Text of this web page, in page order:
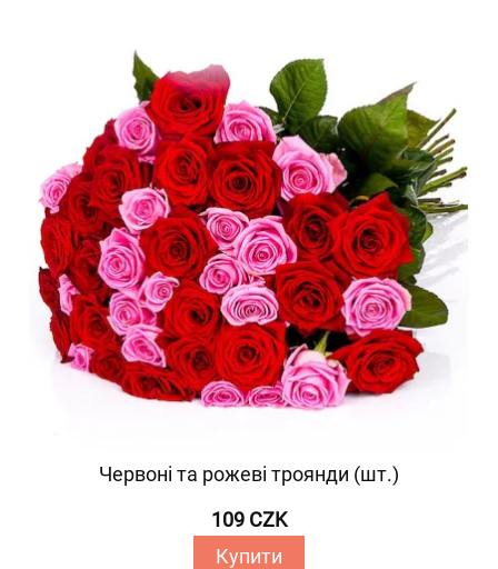
Червоні та рожеві троянди (шт.)
109 CZK
Купити